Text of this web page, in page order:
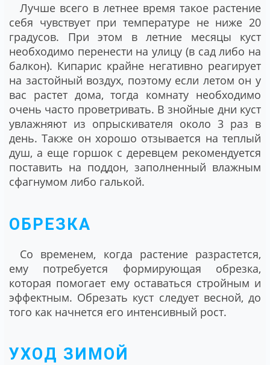
Лучше всего в летнее время такое растение
себя чувствует при температуре не ниже 20
градусов. При этом в летние месяцы куст
необходимо перенести на улицу (в сад либо на
балкон). Кипарис крайне негативно реагирует
на застойный воздух, поэтому если летом он у
вас растет дома, тогда комнату необходимо
очень часто проветривать. В знойные дни куст
увлажняют из опрыскивателя около 3 раз в
день. Также он хорошо отзывается на теплый
душ, а еще горшок с деревцем рекомендуется
поставить на поддон, заполненный влажным
сфагнумом либо галькой.
ОБРЕЗКА
Со временем, когда растение разрастется,
ему потребуется формирующая обрезка,
которая помогает ему оставаться стройным и
эффектным. Обрезать куст следует весной, до
того как начнется его интенсивный рост.
УХОД ЗИМОЙ